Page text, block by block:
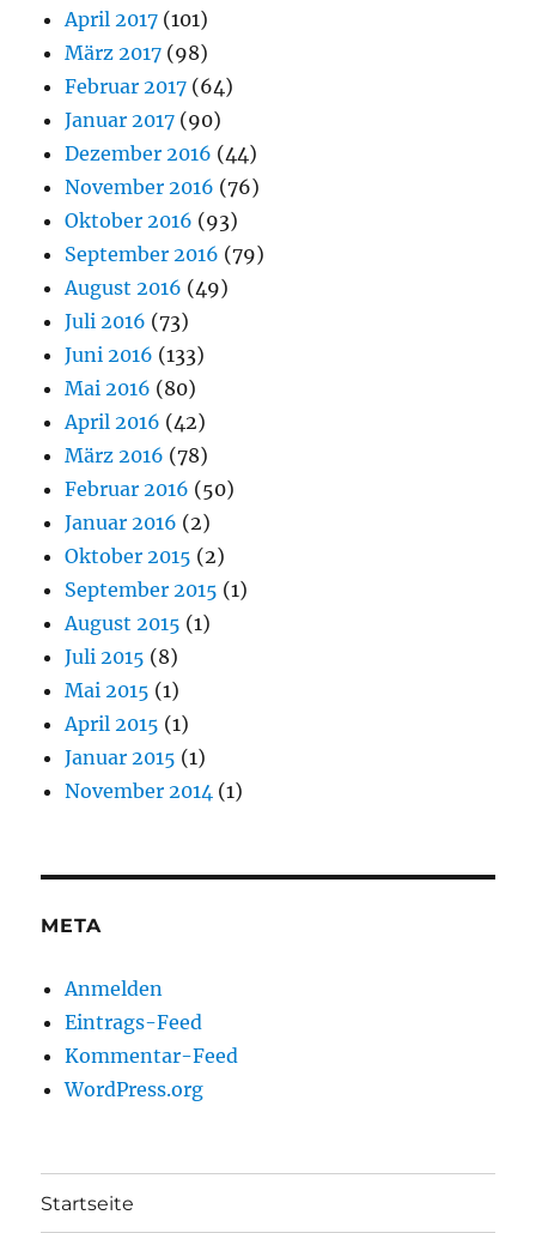
April 2017 (101)
März 2017 (98)
Februar 2017 (64)
Januar 2017 (90)
Dezember 2016 (44)
November 2016 (76)
Oktober 2016 (93)
September 2016 (79)
August 2016 (49)
Juli 2016 (73)
Juni 2016 (133)
Mai 2016 (80)
April 2016 (42)
März 2016 (78)
Februar 2016 (50)
Januar 2016 (2)
Oktober 2015 (2)
September 2015 (1)
August 2015 (1)
Juli 2015 (8)
Mai 2015 (1)
April 2015 (1)
Januar 2015 (1)
November 2014 (1)
META
Anmelden
Eintrags-Feed
Kommentar-Feed
WordPress.org
Startseite